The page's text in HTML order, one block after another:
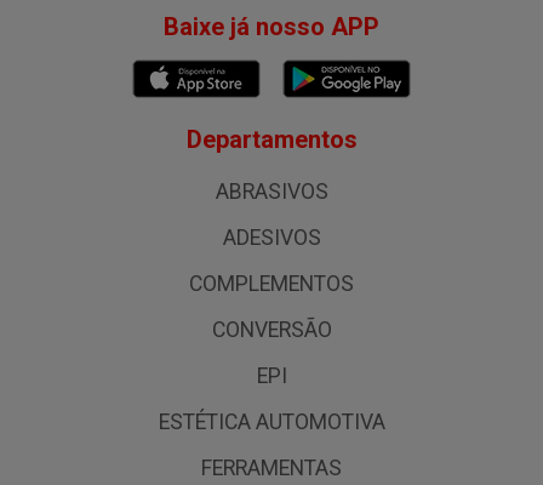
Baixe já nosso APP
Departamentos
ABRASIVOS
ADESIVOS
COMPLEMENTOS
CONVERSÃO
EPI
ESTÉTICA AUTOMOTIVA
FERRAMENTAS